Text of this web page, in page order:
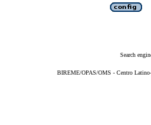
Search
BIREME/OPAS/OMS - Centro Latino-